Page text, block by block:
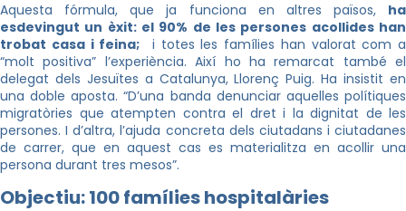
Aquesta fórmula, que ja funciona en altres països, ha
esdevingut un èxit: el 90% de les persones acollides han
trobat casa i feina; i totes les famílies han valorat com a
“molt positiva” l’experiència. Així ho ha remarcat també el
delegat dels Jesuïtes a Catalunya, Llorenç Puig. Ha insistit en
una doble aposta. “D’una banda denunciar aquelles polítiques
migratòries que atempten contra el dret i la dignitat de les
persones. I d’altra, l’ajuda concreta dels ciutadans i ciutadanes
de carrer, que en aquest cas es materialitza en acollir una
persona durant tres mesos”.
Objectiu: 100 famílies hospitalàries